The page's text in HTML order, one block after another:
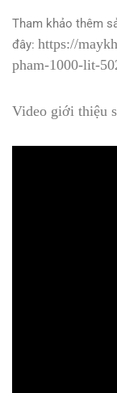
Tham khảo thêm
đây: https://
pham-1000-lit-
Video giới thiệu